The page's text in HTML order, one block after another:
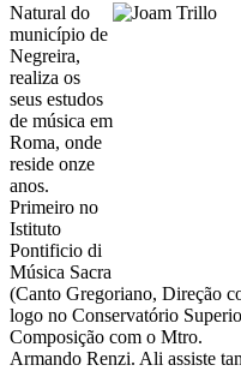
Natural do
município de
Negreira,
realiza os
seus estudos
de música em
Roma, onde
reside onze
anos.
Primeiro no
Istituto
Pontificio di
Música Sacra
(Canto Gregoriano, Direção
logo no Conservatório
Composição com o Mtro.
Armando Renzi. Ali assiste